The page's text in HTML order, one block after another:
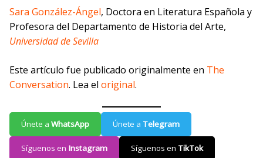
Sara González-Ángel, Doctora en Literatura Española y
Profesora del Departamento de Historia del Arte,
Universidad de Sevilla
Este artículo fue publicado originalmente en The
Conversation. Lea el original.
Únete a WhatsApp Únete a Telegram
Síguenos en Instagram Síguenos en TikTok